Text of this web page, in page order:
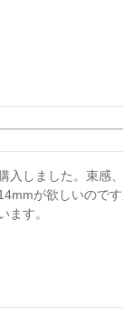
入しました。束感
が欲しいので
ます。